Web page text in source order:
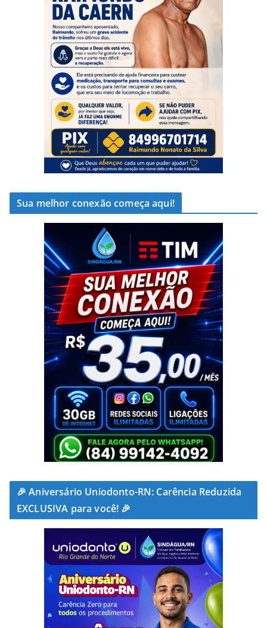
Sua melhor conexão começa aqui!
🎉 Aniversário Uniodonto-RN: Carência Reduzida
EXCLUSIVA para você! 🎉